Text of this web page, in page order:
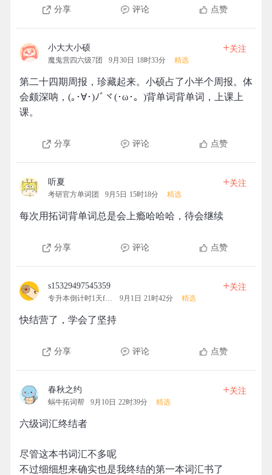
分享 评论 点赞
小大大小硕
魔鬼营四六级7团 9月30日 18时33分 精选
+关注
第二十四期周报，珍藏起来。小硕占了小半个周报。体
会颇深呐，(｡･∀･)ﾉﾞヾ(･ω･。)背单词背单词，上课上
课。
分享 评论 点赞
听夏
考研官方单词团 9月5日 15时18分 精选
+关注
每次用拓词背单词总是会上瘾哈哈哈，待会继续
分享 评论 点赞
s15329497545359
专升本倒计时1天fighting 9月1日 21时42分 精选
+关注
快结营了，学会了坚持
分享 评论 点赞
春秋之约
蜗牛拓词帮 9月10日 22时39分 精选
+关注
六级词汇终结者
尽管这本书词汇不多呢
不过细细想来确实也是我终结的第一本词汇书了